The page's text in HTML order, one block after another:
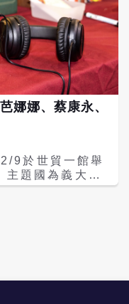
有網友
的留言，甚至涉
過律師向士林
動整體亞洲棒球
的市場會很大，
城市
，近期周思齊
為如果中國大
亞洲棒球市場
論後，立刻在網
9於世貿一館舉
主題國為義大
永對談講座、以
與書迷有近距離